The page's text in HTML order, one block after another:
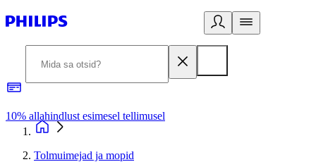
10% allahindlust esimesel tellimusel
Tolmuimejad ja mopid